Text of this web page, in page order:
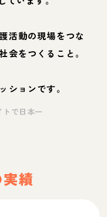
活動の現場をつな
会をつくること。
ションです。
で日本一
績